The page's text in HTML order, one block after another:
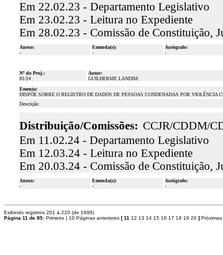
Em 22.02.23 - Departamento Legislativo
Em 23.02.23 - Leitura no Expediente
Em 28.02.23 - Comissão de Constituição,
Anexo:
-
Emenda(s):
-
Autógrafo:
-
Nº do Proj.:
81/24
Autor:
GUILHERME LANDIM
Ementa:
DISPÕE SOBRE O REGISTRO DE DADOS DE PESSOAS CONDENADAS POR VIOLÊNCIA
Descrição:
Distribuição/Comissões: CCJR/CDDM/
Em 11.02.24 - Departamento Legislativo
Em 12.03.24 - Leitura no Expediente
Em 20.03.24 - Comissão de Constituição,
Anexo:
-
Emenda(s):
-
Autógrafo:
-
Exibindo registros 201 á 220 (de 1699)
Página 11 de 85: Primeiro | 10 Páginas anteriores [11 12 13 14 15 16 17 18 19 20 ]